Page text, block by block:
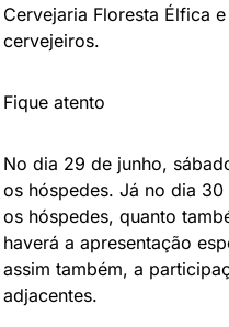
Cervejaria Floresta Élfica
cervejeiros.
Fique atento
No dia 29 de junho,
os hóspedes. Já no dia
os hóspedes, quanto
haverá a apresentação
assim também, a
adjacentes.